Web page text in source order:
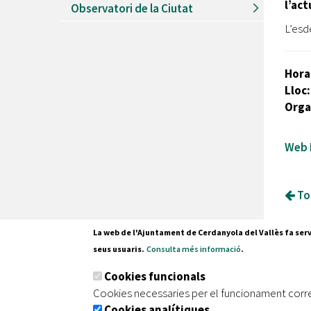
Observatori de la Ciutat
Lloc:
Web
Tel.
La web de l'Ajuntament de Cerdanyola del Vallès fa
seus usuaris. Consulta més informació.
Cookies funcionals
Cookies necessaries per el funcionament